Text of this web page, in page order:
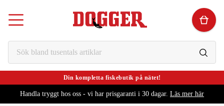
Din kompletta fiskebutik på nätet!
Handla tryggt hos oss - vi har prisgaranti i 30 dagar. Läs mer här